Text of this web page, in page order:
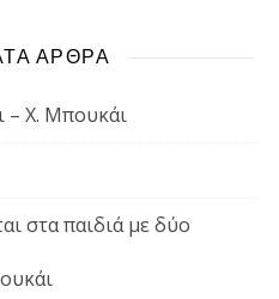
ΑΡΘΡΑ
– Χ. Μπουκάι
στα παιδιά με δύο